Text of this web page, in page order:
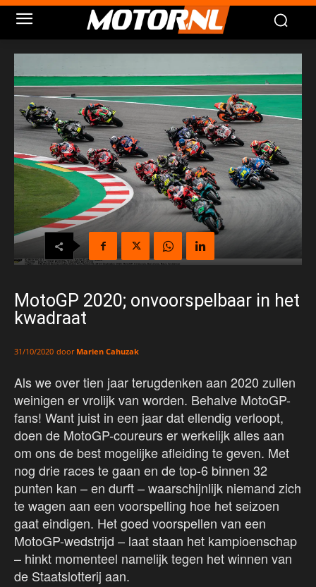
MotoGP 2020; onvoorspelbaar in het
kwadraat
31/10/2020 door Marien Cahuzak
Als we over tien jaar terugdenken aan 2020 zullen
weinigen er vrolijk van worden. Behalve MotoGP-
fans! Want juist in een jaar dat ellendig verloopt,
doen de MotoGP-coureurs er werkelijk alles aan
om ons de best mogelijke afleiding te geven. Met
nog drie races te gaan en de top-6 binnen 32
punten kan – en durft – waarschijnlijk niemand zich
te wagen aan een voorspelling hoe het seizoen
gaat eindigen. Het goed voorspellen van een
MotoGP-wedstrijd – laat staan het kampioenschap
– hinkt momenteel namelijk tegen het winnen van
de Staatslotterij aan.